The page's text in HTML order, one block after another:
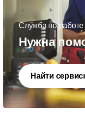
Служба по работе
Нужна
Найти